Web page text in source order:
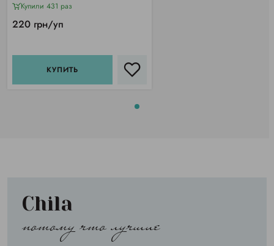
Купили 431 раз
220 грн/уп
КУПИТЬ
Chila
потому что лучшие